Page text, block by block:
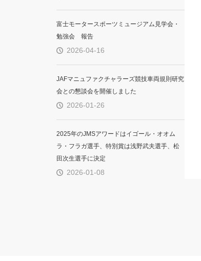
富士モータースポーツミュージアム見学会・
勉強会 報告
2026-04-16
JAFマニュファクチャラーズ競技車両規則研究
会との懇談会を開催しました
2026-01-26
2025年のJMSアワードはイゴール・オオム
ラ・フラガ選手、特別賞は浅野武夫選手、松
田次生選手に決定
2026-01-08